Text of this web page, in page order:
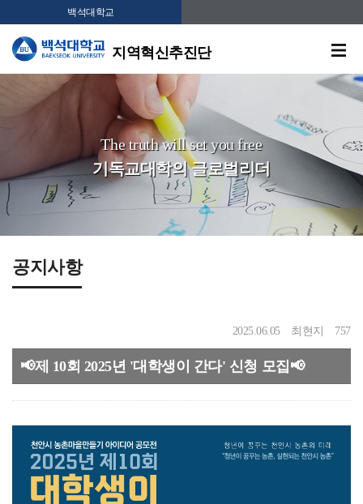
백석대학교
지역혁신추진단
The truth will set you free
기독교대학의 글로벌리더
공지사항
2025.06.05 최현지 757
📢제 10회 2025년 '대학생이 간다' 신청 모집📢